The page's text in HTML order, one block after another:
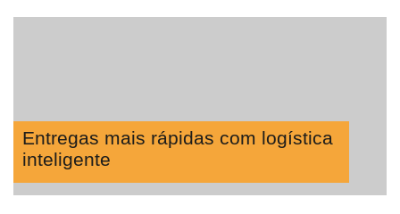
Entregas mais rápidas com logística
inteligente